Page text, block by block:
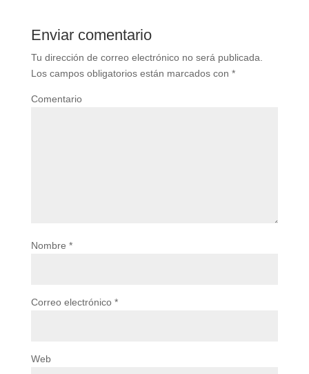
Enviar comentario
Tu dirección de correo electrónico no será publicada.
Los campos obligatorios están marcados con *
Comentario
Nombre *
Correo electrónico *
Web